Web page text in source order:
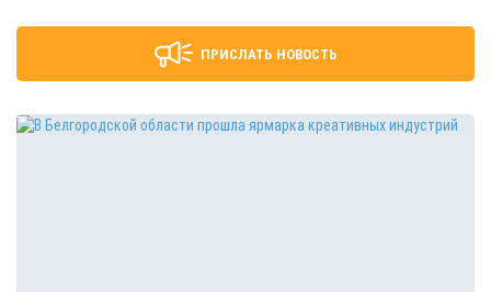
ПРИСЛАТЬ НОВОСТЬ